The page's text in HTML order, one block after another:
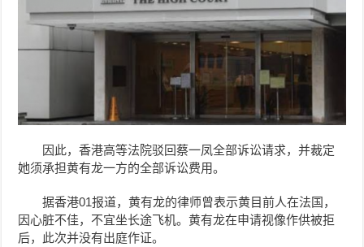
因此，香港高等法院驳回蔡一凤全部诉讼请求，并裁定
她须承担黄有龙一方的全部诉讼费用。
据香港01报道，黄有龙的律师曾表示黄目前人在法国，
因心脏不佳，不宜坐长途飞机。黄有龙在申请视像作供被拒
后，此次并没有出庭作证。